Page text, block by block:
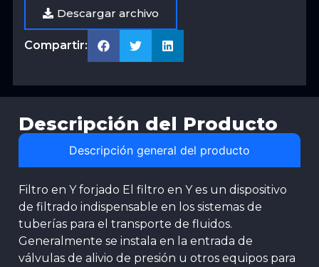
Descargar archivo
Compartir:
Descripción del Producto
Descripción general del producto
Filtro en Y forjado El filtro en Y es un dispositivo
de filtrado indispensable en los sistemas de
tuberías para el transporte de fluidos.
Generalmente se instala en la entrada de
válvulas de alivio de presión u otros equipos para